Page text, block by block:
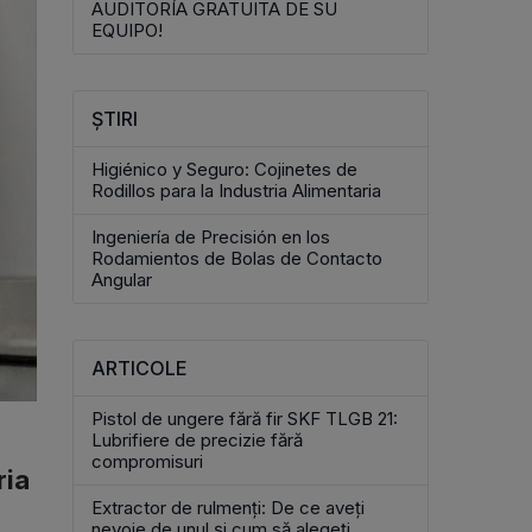
cilindrice și ace
articulație axială
AUDITORÍA GRATUITA DE SU
EQUIPO!
ȘTIRI
Higiénico y Seguro: Cojinetes de
Rodillos para la Industria Alimentaria
Ingeniería de Precisión en los
Rodamientos de Bolas de Contacto
Angular
ARTICOLE
Pistol de ungere fără fir SKF TLGB 21:
Lubrifiere de precizie fără
compromisuri
Extractor de rulmenți: De ce aveți